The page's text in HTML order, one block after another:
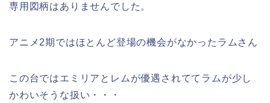
専用図柄はありませんでした。
アニメ2期ではほとんど登場の機会がなかったラムさん
この台ではエミリアとレムが優遇されててラムが少し
かわいそうな扱い・・・